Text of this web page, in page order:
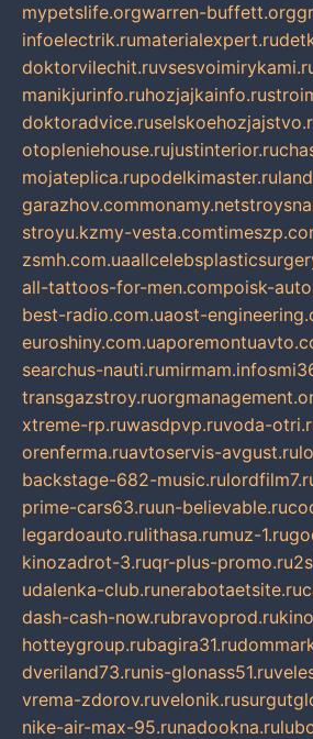
mypetslife.orgwarren-buffett.org
infoelectrik.rumaterialexpert.ru
doktorvilechit.ru
manikjurinfo.ruhozjajkainfo.ru
doktoradvice.ru
otopleniehouse.rujustinterior.ru
mojateplica.rupodelkimaster.ru
garazhov.commonamy.net
stroyu.kzmy-vesta.com
zsmh.com.ua
all-tattoos-for-men.compoisk-
best-radio.com.uaost-
euroshiny.com.ua
searchus-nauti.rumirmam.info
transgazstroy.ru
xtreme-rp.ruwasdpvp.ruvoda-
orenferma.ruavtoservis-avgust.ru
backstage-682-music.ru
prime-cars63.ruun-believable.ru
legardoauto.rulithasa.rumuz-1.ru
kinozadrot-3.ruqr-plus-promo.ru
udalenka-club.runerabotaetsite.ru
dash-cash-now.rubravoprod.ru
hotteygroup.rubagira31.ru
dveriland73.runis-glonass51.ru
vrema-zdorov.ruvelonik.ru
nike-air-max-95.runadookna.ru